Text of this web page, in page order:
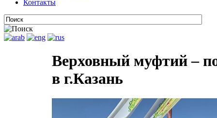
Контакты
Верховный муфтий –
в г.Казань